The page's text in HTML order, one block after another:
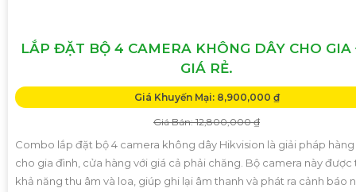
LẮP ĐẶT BỘ 4 CAMERA KHÔNG DÂY CHO
GIÁ RẺ.
Giá Khuyến Mại: 8,900,000 ₫
Giá Bán: 12,800,000 ₫
Combo lắp đặt bộ 4 camera không dây Hikvision là giải pháp
cho gia đình, cửa hàng với giá cả phải chăng. Bộ camera này được
khả năng thu âm và loa, giúp ghi lại âm thanh và phát ra cảnh báo